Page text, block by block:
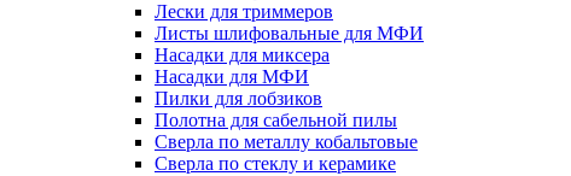
Лески для триммеров
Листы шлифовальные для МФИ
Насадки для миксера
Насадки для МФИ
Пилки для лобзиков
Полотна для сабельной пилы
Сверла по металлу кобальтовые
Сверла по стеклу и керамике